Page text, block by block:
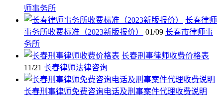
师事务所
长春律师
事务所收费标准（2023新版报价）
01/09 长春市律师事
务所
长春刑事律师收费价格表
11/21 长春律师法律咨询
长春刑事律师免费咨询电话及刑事案件代理收费说明